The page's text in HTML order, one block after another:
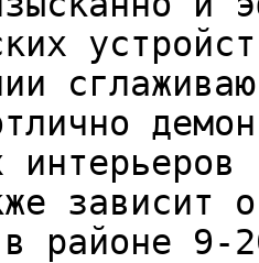
зависит
в районе 9-